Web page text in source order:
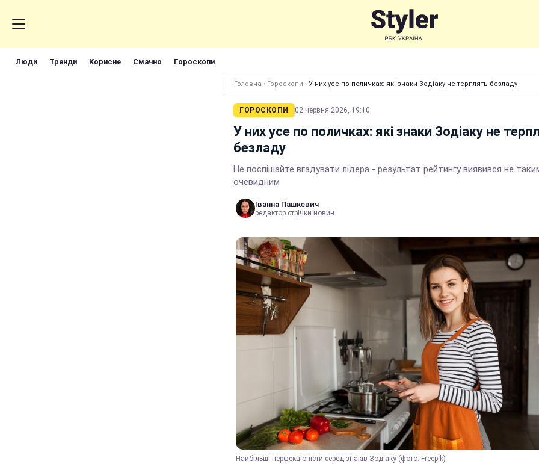
Люди Тренди Корисне Смачно Гороскопи
Головна › Гороскопи › У них усе по поличках: які знаки Зодіаку не терплять безладу
ГОРОСКОПИ 02 червня 2026, 19:10
У них усе по поличках: які знаки Зодіаку не
безладу
Не поспішайте вгадувати лідера - результат рейтингу виявився не
очевидним
Іванна Пашкевич
редактор стрічки новин
Найбільші перфекціоністи серед знаків Зодіаку (фото: Freepik)